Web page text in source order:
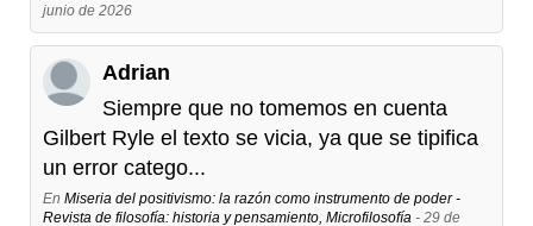
junio de 2026
Adrian
Siempre que no tomemos en cuenta
Gilbert Ryle el texto se vicia, ya que se tipifica
un error catego...
En Miseria del positivismo: la razón como instrumento de poder -
Revista de filosofía: historia y pensamiento, Microfilosofía - 29 de